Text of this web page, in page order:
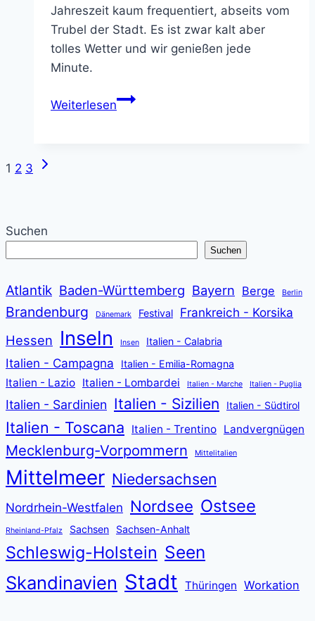
Jahreszeit kaum frequentiert, abseits vom
Trubel der Stadt. Es ist zwar kalt aber
tolles Wetter und wir genießen jede
Minute.
WeiterlesenLübeck
Seitennavigation
1 2 3
Nächste
Suchen
Suchen
Atlantik Baden-Württemberg Bayern Berge Berlin
Brandenburg Dänemark Festival Frankreich - Korsika
Hessen Inseln Insen Italien - Calabria
Italien - Campagna Italien - Emilia-Romagna
Italien - Lazio Italien - Lombardei Italien - Marche Italien - Puglia
Italien - Sardinien Italien - Sizilien Italien - Südtirol
Italien - Toscana Italien - Trentino Landvergnügen
Mecklenburg-Vorpommern Mittelitalien
Mittelmeer Niedersachsen
Nordrhein-Westfalen Nordsee Ostsee
Rheinland-Pfalz Sachsen Sachsen-Anhalt
Schleswig-Holstein Seen
Skandinavien Stadt Thüringen Workation